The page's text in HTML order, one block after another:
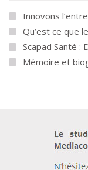
Innovons
Qu’est ce que
Scapad Santé :
Mémoire et